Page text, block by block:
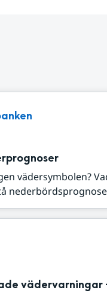
vädersymbolen?
vädervarningar